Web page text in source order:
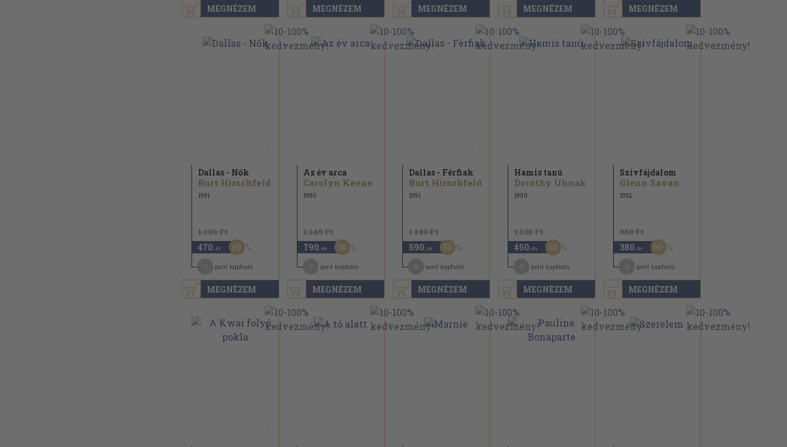
MEGNÉZEM MEGNÉZEM MEGNÉZEM MEGNÉZEM MEGNÉZEM
MEGNÉZEM
Dallas - Nők
Burt Hirschfeld
1991
1.180 Ft
470 ,-Ft 60
pont kapható
MEGNÉZEM
Az év arca
Carolyn Keene
1990
1.140 Ft
790 ,-Ft 30
pont kapható
MEGNÉZEM
Dallas - Férfiak
Burt Hirschfeld
1991
1.180 Ft
590 ,-Ft 50
pont kapható
MEGNÉZEM
Hamis tanú
Dorothy Uhnak
1990
1.130 Ft
450 ,-Ft 60
pont kapható
MEGNÉZEM
Szívfájdalom
Glenn Savan
1992
960 Ft
380 ,-Ft 60
pont kapható